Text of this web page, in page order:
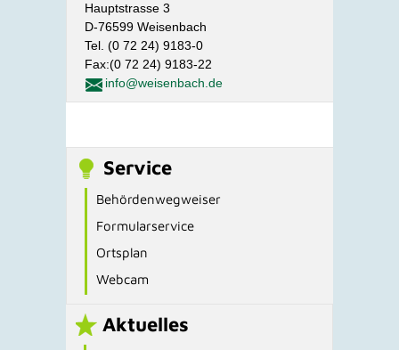
Hauptstrasse 3
D-76599 Weisenbach
Tel. (0 72 24) 9183-0
Fax:(0 72 24) 9183-22
info@weisenbach.de
Service
Behördenwegweiser
Formularservice
Ortsplan
Webcam
Aktuelles